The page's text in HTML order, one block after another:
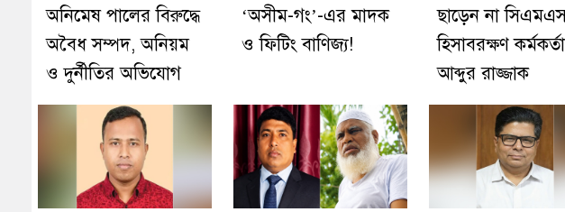
অনিমেষ পালের বিরুদ্ধে
অবৈধ সম্পদ, অনিয়ম
ও দুর্নীতির অভিযোগ
‘অসীম-গং’-এর মাদক
ও ফিটিং বাণিজ্য!
ছাড়েন না
হিসাবরক্ষণ কর্মকর্তা
আব্দুর রাজ্জাক